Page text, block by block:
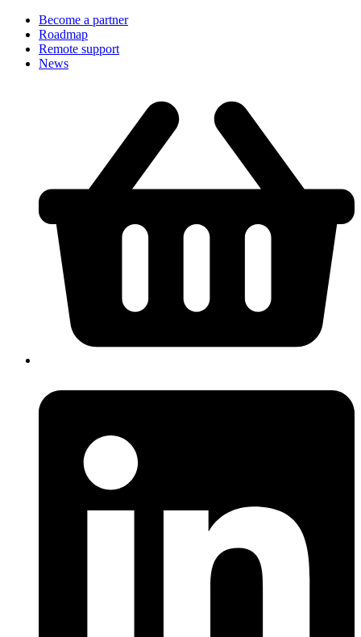
Become a partner
Roadmap
Remote support
News